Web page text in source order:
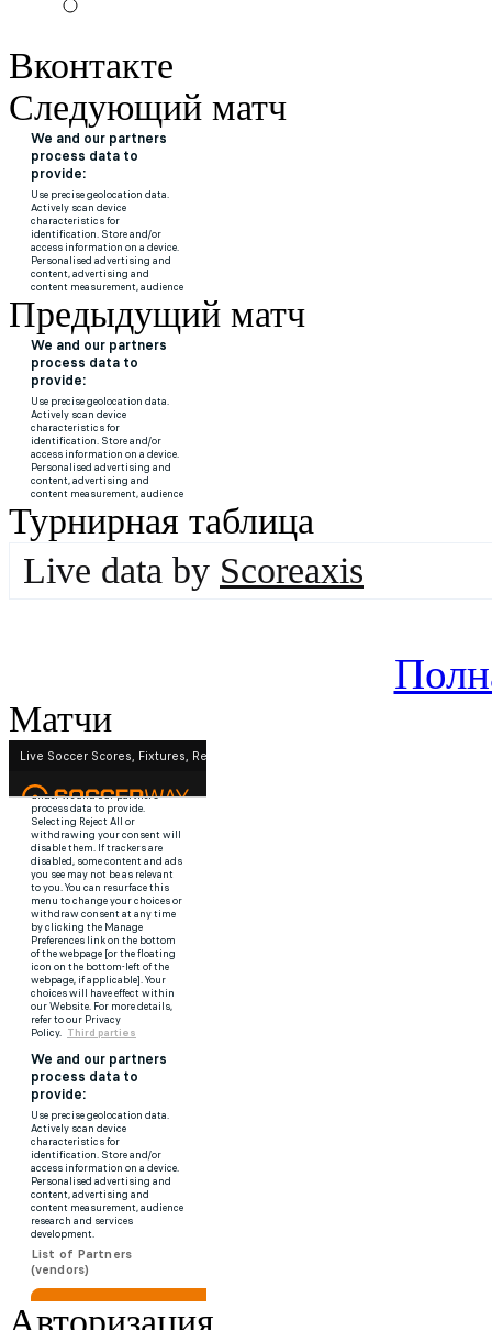
Вконтакте
Следующий матч
Предыдущий матч
Турнирная таблица
Live data by Scoreaxis
Матчи
Авторизация